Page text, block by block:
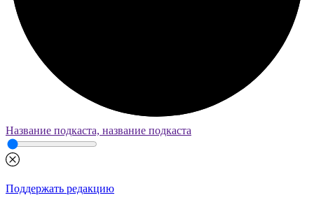
Название подкаста, название подкаста
Поддержать редакцию